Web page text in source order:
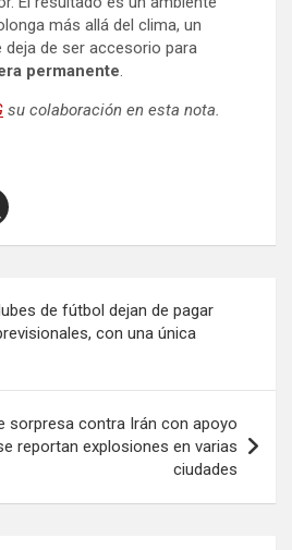
más allá del clima, un
deja de ser accesorio para
permanente.
su colaboración en esta nota.
de fútbol dejan de pagar
con una única
sorpresa contra Irán con apoyo
reportan explosiones en varias
ciudades